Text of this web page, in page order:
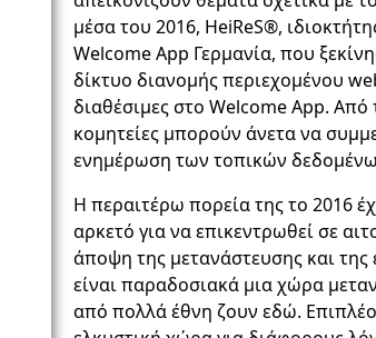
μέσα του 2016, HeiReS®,
Welcome App Γερμανία, που
δίκτυο διανομής περιεχομένου
διαθέσιμες στο Welcome App. Από
κομητείες μπορούν άνετα να
ενημέρωση των τοπικών
Η περαιτέρω πορεία της το 2016
αρκετό για να επικεντρωθεί σε
άποψη της μετανάστευσης και
είναι παραδοσιακά μια χώρα
από πολλά έθνη ζουν εδώ.